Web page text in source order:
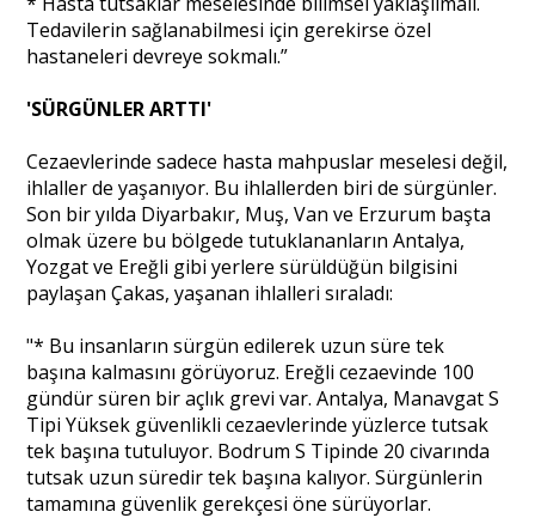
Tedavilerin sağlanabilmesi için gerekirse özel
hastaneleri devreye sokmalı.”
'SÜRGÜNLER ARTTI'
Cezaevlerinde sadece hasta mahpuslar meselesi değil,
ihlaller de yaşanıyor. Bu ihlallerden biri de sürgünler.
Son bir yılda Diyarbakır, Muş, Van ve Erzurum başta
olmak üzere bu bölgede tutuklananların Antalya,
Yozgat ve Ereğli gibi yerlere sürüldüğün bilgisini
paylaşan Çakas, yaşanan ihlalleri sıraladı:
"* Bu insanların sürgün edilerek uzun süre tek
başına kalmasını görüyoruz. Ereğli cezaevinde 100
gündür süren bir açlık grevi var. Antalya, Manavgat S
Tipi Yüksek güvenlikli cezaevlerinde yüzlerce tutsak
tek başına tutuluyor. Bodrum S Tipinde 20 civarında
tutsak uzun süredir tek başına kalıyor. Sürgünlerin
tamamına güvenlik gerekçesi öne sürüyorlar.